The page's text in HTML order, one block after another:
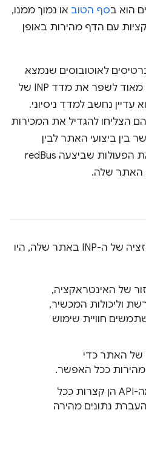
סף הטוב או נמוך ממנו,
עם הדף מהירות באופן
לאוטובוסים שנמצא
בהודו. באתר הזה השתדלו מאוד לשפר את מדד INP של
נחשב למדד ניסיוני.
הצליחו להגדיל את המכירות
בין ביצועי האתר לבין
בריאות העסק. ריכזנו כאן את הפעולות שביצעה redBus
כש-redBus יצאה לאופטימיזציה של ה-INP באתר שלה, היו
של האינטראקציה,
וליכולות המכשיר,
חוויית שימוש
של האתר כדי
מהירות ככל האפשר.
מוודאים שהתגובות מה-API הן קצרות ככל
נתונים מהירה